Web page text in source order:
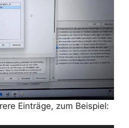
Einträge, zum Beispiel: